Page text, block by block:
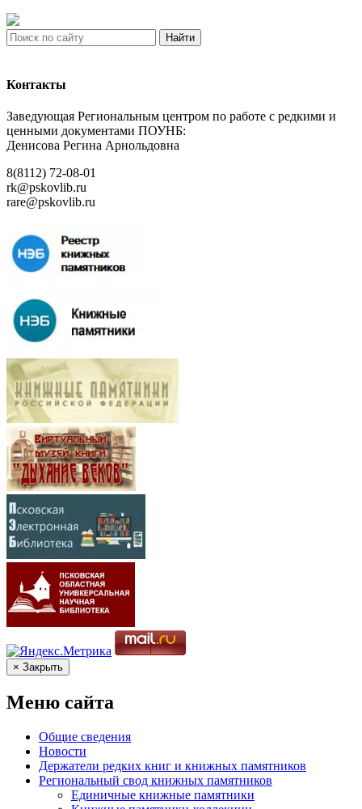
Найти
Контакты
Заведующая Региональным центром по работе с редкими и
ценными документами ПОУНБ:
Денисова Регина Арнольдовна
8(8112) 72-08-01
rk@pskovlib.ru
rare@pskovlib.ru
× Закрыть
Меню сайта
Общие сведения
Новости
Держатели редких книг и книжных памятников
Региональный свод книжных памятников
Единичные книжные памятники